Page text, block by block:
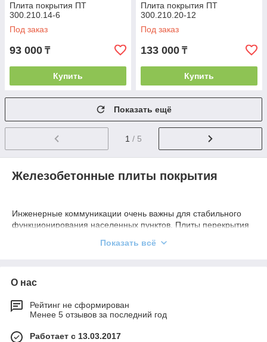
Плита покрытия ПТ
300.210.14-6
Под заказ
93 000 ₸
Купить
Плита покрытия ПТ
300.210.20-12
Под заказ
133 000 ₸
Купить
Показать ещё
1 / 5
Железобетонные плиты покрытия
Инженерные коммуникации очень важны для стабильного
функционирования населенных пунктов. Плиты перекрытия
позволяют разрушаться теплоизоляции и герметичности.
ситуациях и при проведении плановых работ.
готовые плиты покрытия, так как они весьма доступные по
стоимости, а монтажные работы занимают мало времени и
не трудозатратные. Использоваться они могут не только для
Показать всё
О нас
Рейтинг не сформирован
Менее 5 отзывов за последний год
Работает с 13.03.2017